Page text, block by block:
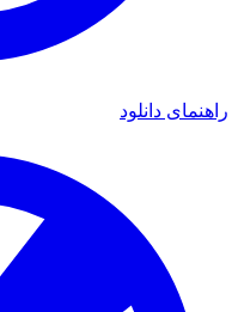
دانلود